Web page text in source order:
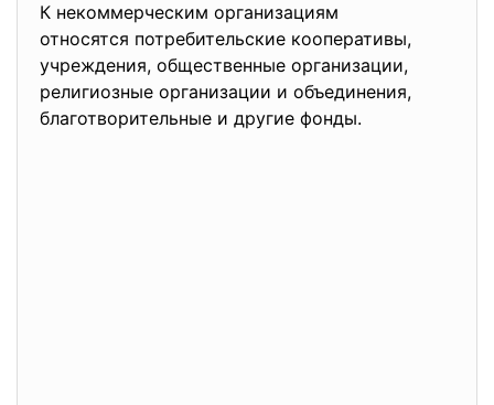
К некоммерческим организациям
относятся потребительские кооперативы,
учреждения, общественные организации,
религиозные организации и объединения,
благотворительные и другие фонды.